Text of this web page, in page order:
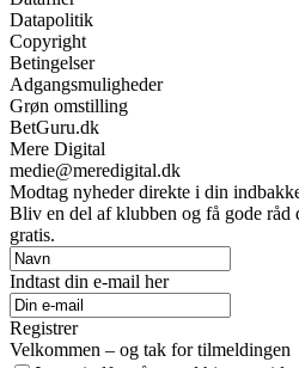
Datapolitik
Copyright
Betingelser
Adgangsmuligheder
Grøn omstilling
BetGuru.dk
Mere Digital
medie@meredigital.dk
Modtag nyheder direkte i din
Bliv en del af klubben og få gode
gratis.
Indtast din e-mail her
Registrer
Velkommen – og tak for tilmeldingen